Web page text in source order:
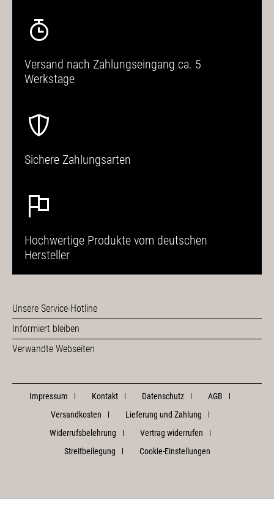
Versand nach Zahlungseingang ca. 5
Werkstage
Sichere Zahlungsarten
Hochwertige Produkte vom deutschen
Hersteller
Unsere Service-Hotline
Informiert bleiben
Verwandte Webseiten
Impressum Kontakt Datenschutz
AGB
Versandkosten
Lieferung und Zahlung
Widerrufsbelehrung
Vertrag widerrufen
Streitbeilegung
Cookie-Einstellungen